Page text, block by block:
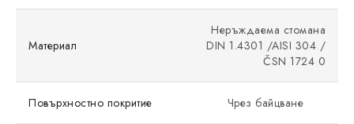
Материал
Неръждаема стомана
DIN 1.4301 /AISI 304 /
ČSN 1724 0
Повърхностно покритие Чрез байцване